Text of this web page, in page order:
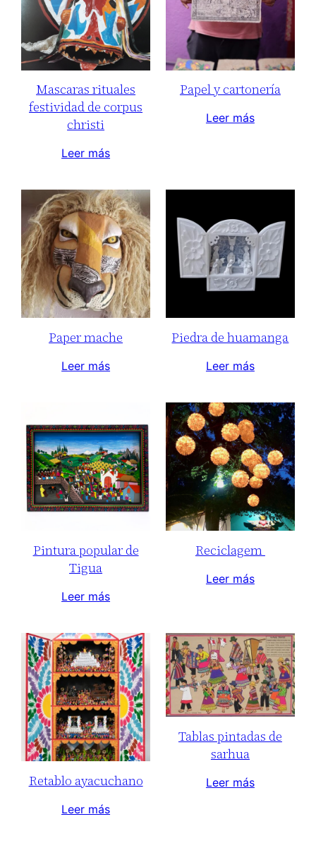
Mascaras rituales
festividad de corpus
christi
Leer más
Papel y cartonería
Leer más
Paper mache
Leer más
Piedra de huamanga
Leer más
Pintura popular de
Tigua
Leer más
Reciclagem
Leer más
Retablo ayacuchano
Leer más
Tablas pintadas de
sarhua
Leer más